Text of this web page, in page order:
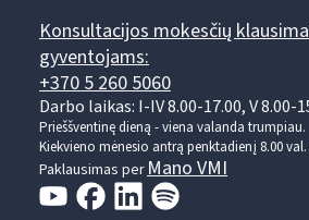
Konsultacijos mokesčių
gyventojams:
+370 5 260 5060
Darbo laikas: I-IV 8.00-17.00, V 8.00-
Prieššventinę dieną - viena valanda trumpiau.
Kiekvieno mėnesio antrą penktadienį 8.00 val.
Paklausimas per Mano VMI